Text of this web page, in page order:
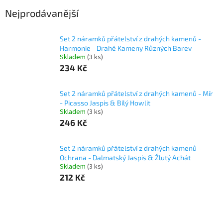
Nejprodávanější
Set 2 náramků přátelství z drahých kamenů -
Harmonie - Drahé Kameny Různých Barev
Skladem (3 ks)
234 Kč
Set 2 náramků přátelství z drahých kamenů - Mír
- Picasso Jaspis & Bílý Howlit
Skladem (3 ks)
246 Kč
Set 2 náramků přátelství z drahých kamenů -
Ochrana - Dalmatský Jaspis & Žlutý Achát
Skladem (3 ks)
212 Kč